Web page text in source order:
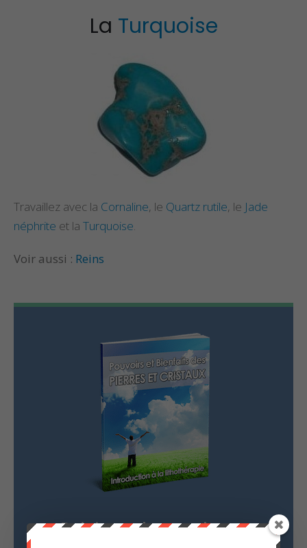
La Turquoise
Travaillez avec la Cornaline, le Quartz rutile, le Jade
néphrite et la Turquoise.
Voir aussi : Reins
Rejoignez la newsletter